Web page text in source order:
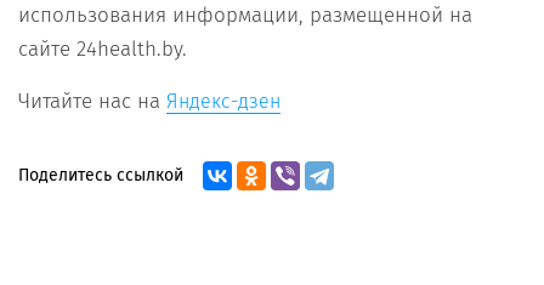
использования информации, размещенной на
сайте 24health.by.
Читайте нас на Яндекс-дзен
Поделитесь ссылкой